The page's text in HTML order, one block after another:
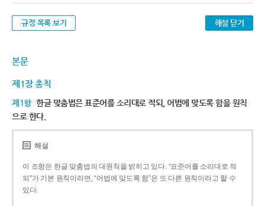
규정 목록 보기 해설 닫기
본문
제1장 총칙
제1항 한글 맞춤법은 표준어를 소리대로 적되, 어법에 맞도록 함을 원칙
으로 한다.
해설
이 조항은 한글 맞춤법의 대원칙을 밝히고 있다. “표준어를 소리대로 적
되”가 기본 원칙이라면, “어법에 맞도록 함”은 또 다른 원칙이라고 할 수
있다.